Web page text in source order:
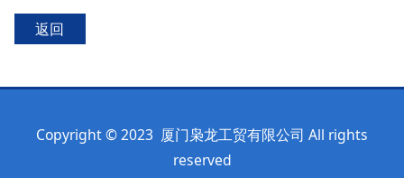
返回
Copyright © 2023 厦门枭龙工贸有限公司 All rights
reserved